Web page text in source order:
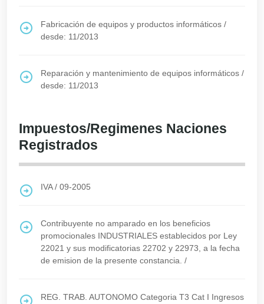
Fabricación de equipos y productos informáticos /
desde: 11/2013
Reparación y mantenimiento de equipos informáticos /
desde: 11/2013
Impuestos/Regimenes Naciones
Registrados
IVA/ 09-2005
Contribuyente no amparado en los beneficios
promocionales INDUSTRIALES establecidos por Ley
22021 y sus modificatorias 22702 y 22973, a la fecha
de emision de la presente constancia. /
REG. TRAB. AUTONOMO Categoria T3 Cat I Ingresos